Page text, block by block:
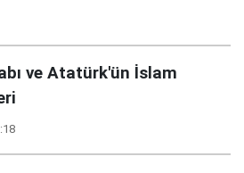
ve Atatürk'ün İslam